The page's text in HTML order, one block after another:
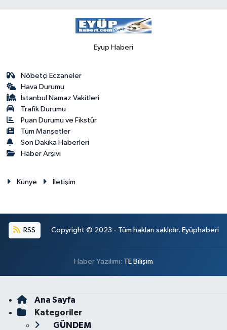
Eyup Haberi
Nöbetçi Eczaneler
Hava Durumu
İstanbul Namaz Vakitleri
Trafik Durumu
Puan Durumu ve Fikstür
Tüm Manşetler
Son Dakika Haberleri
Haber Arşivi
Künye İletişim
RSS Copyright © 2023 - Tüm hakları saklıdır. Eyüphaberi
Haber Yazılımı: TE Bilişim
Ana Sayfa
Kategoriler
GÜNDEM